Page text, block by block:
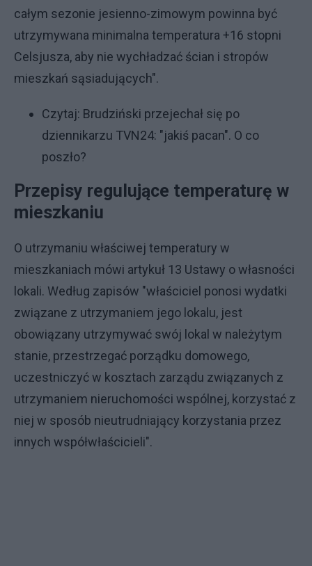
całym sezonie jesienno-zimowym powinna być
utrzymywana minimalna temperatura +16 stopni
Celsjusza, aby nie wychładzać ścian i stropów
mieszkań sąsiadujących".
Czytaj: Brudziński przejechał się po
dziennikarzu TVN24: "jakiś pacan". O co
poszło?
Przepisy regulujące temperaturę w
mieszkaniu
O utrzymaniu właściwej temperatury w
mieszkaniach mówi artykuł 13 Ustawy o własności
lokali. Według zapisów "właściciel ponosi wydatki
związane z utrzymaniem jego lokalu, jest
obowiązany utrzymywać swój lokal w należytym
stanie, przestrzegać porządku domowego,
uczestniczyć w kosztach zarządu związanych z
utrzymaniem nieruchomości wspólnej, korzystać z
niej w sposób nieutrudniający korzystania przez
innych współwłaścicieli".